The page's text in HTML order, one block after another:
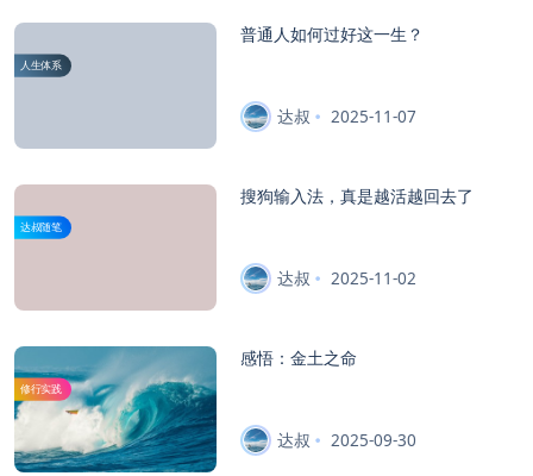
人生体系
普通人如何过好这一生？
达叔 2025-11-07
达叔随笔
搜狗输入法，真是越活越回去了
达叔 2025-11-02
修行实践
感悟：金土之命
达叔 2025-09-30